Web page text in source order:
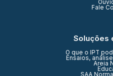
Fale
Soluções
O que o IPT
Ensaios,
Areia
SAA